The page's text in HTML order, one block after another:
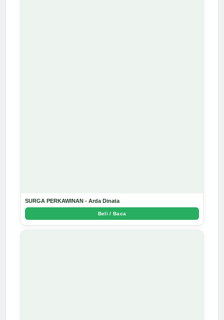
SURGA PERKAWINAN - Arda Dinata
Beli / Baca